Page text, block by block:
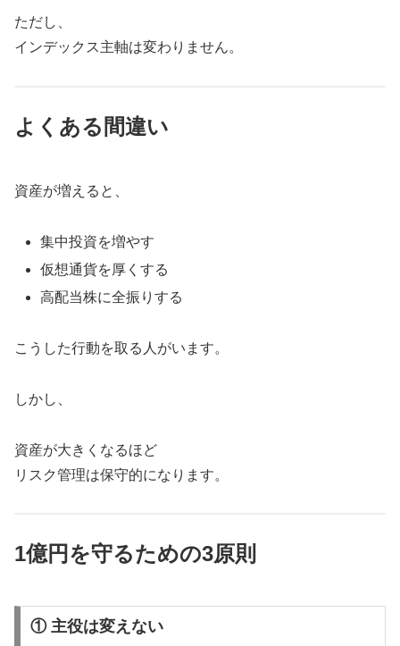
ただし、
インデックス主軸は変わりません。
よくある間違い
資産が増えると、
集中投資を増やす
仮想通貨を厚くする
高配当株に全振りする
こうした行動を取る人がいます。
しかし、
資産が大きくなるほど
リスク管理は保守的になります。
1億円を守るための3原則
① 主役は変えない